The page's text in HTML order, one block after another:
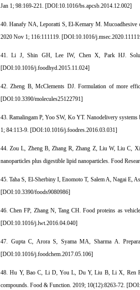
Jan 1; 98:169-221. [DOI:10.1016/bs.apcsb.2014.12.002]
40. Hanafy NA, Leporatti S, El-Kemary M. Mucoadhesive
2020 Nov 1; 116:111119. [DOI:10.1016/
41. Li J, Shin GH, Lee IW, Chen X, Park HJ.
[DOI:10.1016/j.foodhyd.2015.11.024]
42. Zheng B, McClements DJ. Formulation of more
[DOI:10.3390/molecules25122791]
43. Ramalingam P, Yoo SW, Ko YT. Nanodelivery
1; 84:113-9. [DOI:10.1016/j.foodres.2016.03.031]
44. Zou L, Zheng B, Zhang R, Zhang Z, Liu W, Liu C,
nanoparticles plus digestible lipid nanoparticles. Food
45. Taha S, El-Sherbiny I, Enomoto T, Salem A, Nagai E,
[DOI:10.3390/foods9080986]
46. Chen FP, Zhang N, Tang CH. Food proteins as
[DOI:10.1016/j.lwt.2016.04.040]
47. Gupta C, Arora S, Syama MA, Sharma A.
[DOI:10.1016/j.foodchem.2017.05.106]
48. Hu Y, Bao C, Li D, You L, Du Y, Liu B, Li X, Ren F,
compounds. Food & Function. 2019; 10(12):8263-72. [